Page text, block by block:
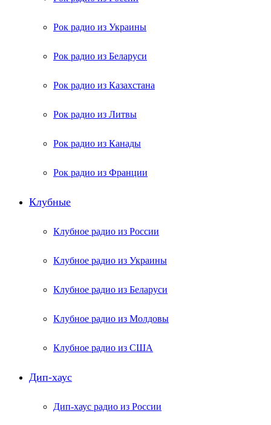
Рок радио из Украины
Рок радио из Беларуси
Рок радио из Казахстана
Рок радио из Литвы
Рок радио из Канады
Рок радио из Франции
Клубные
Клубное радио из России
Клубное радио из Украины
Клубное радио из Беларуси
Клубное радио из Молдовы
Клубное радио из США
Дип-хаус
Дип-хаус радио из России